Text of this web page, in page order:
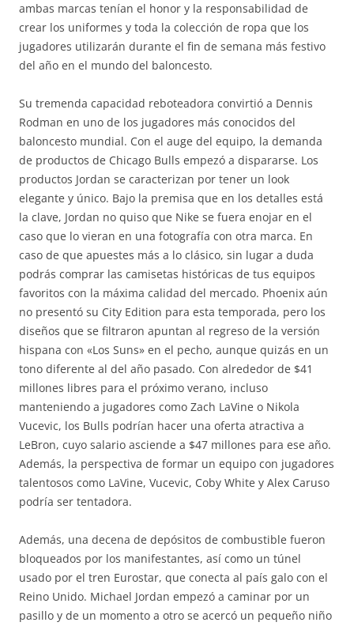
ambas marcas tenían el honor y la responsabilidad de
crear los uniformes y toda la colección de ropa que los
jugadores utilizarán durante el fin de semana más festivo
del año en el mundo del baloncesto.
Su tremenda capacidad reboteadora convirtió a Dennis
Rodman en uno de los jugadores más conocidos del
baloncesto mundial. Con el auge del equipo, la demanda
de productos de Chicago Bulls empezó a dispararse. Los
productos Jordan se caracterizan por tener un look
elegante y único. Bajo la premisa que en los detalles está
la clave, Jordan no quiso que Nike se fuera enojar en el
caso que lo vieran en una fotografía con otra marca. En
caso de que apuestes más a lo clásico, sin lugar a duda
podrás comprar las camisetas históricas de tus equipos
favoritos con la máxima calidad del mercado. Phoenix aún
no presentó su City Edition para esta temporada, pero los
diseños que se filtraron apuntan al regreso de la versión
hispana con «Los Suns» en el pecho, aunque quizás en un
tono diferente al del año pasado. Con alrededor de $41
millones libres para el próximo verano, incluso
manteniendo a jugadores como Zach LaVine o Nikola
Vucevic, los Bulls podrían hacer una oferta atractiva a
LeBron, cuyo salario asciende a $47 millones para ese año.
Además, la perspectiva de formar un equipo con jugadores
talentosos como LaVine, Vucevic, Coby White y Alex Caruso
podría ser tentadora.
Además, una decena de depósitos de combustible fueron
bloqueados por los manifestantes, así como un túnel
usado por el tren Eurostar, que conecta al país galo con el
Reino Unido. Michael Jordan empezó a caminar por un
pasillo y de un momento a otro se acercó un pequeño niño